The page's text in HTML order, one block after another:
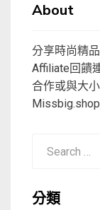
About
分享時尚精
Affiliate回饋
合作或與大
分類